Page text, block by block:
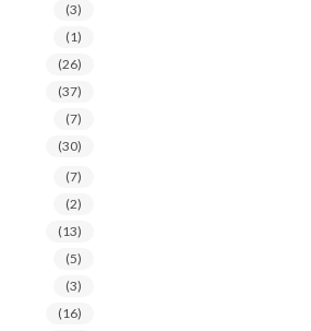
(3)
(1)
(26)
(37)
(7)
(30)
(7)
(2)
(13)
(5)
(3)
(16)